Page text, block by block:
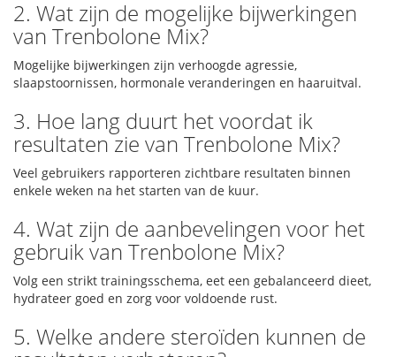
2. Wat zijn de mogelijke bijwerkingen
van Trenbolone Mix?
Mogelijke bijwerkingen zijn verhoogde agressie,
slaapstoornissen, hormonale veranderingen en haaruitval.
3. Hoe lang duurt het voordat ik
resultaten zie van Trenbolone Mix?
Veel gebruikers rapporteren zichtbare resultaten binnen
enkele weken na het starten van de kuur.
4. Wat zijn de aanbevelingen voor het
gebruik van Trenbolone Mix?
Volg een strikt trainingsschema, eet een gebalanceerd dieet,
hydrateer goed en zorg voor voldoende rust.
5. Welke andere steroïden kunnen de